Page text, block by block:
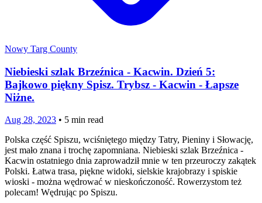
Nowy Targ County
Niebieski szlak Brzeźnica - Kacwin. Dzień 5:
Bajkowo piękny Spisz. Trybsz - Kacwin - Łapsze
Niżne.
Aug 28, 2023 • 5 min read
Polska część Spiszu, wciśniętego między Tatry, Pieniny i Słowację,
jest mało znana i trochę zapomniana. Niebieski szlak Brzeźnica -
Kacwin ostatniego dnia zaprowadził mnie w ten przeuroczy zakątek
Polski. Łatwa trasa, piękne widoki, sielskie krajobrazy i spiskie
wioski - można wędrować w nieskończoność. Rowerzystom też
polecam! Wędrując po Spiszu.